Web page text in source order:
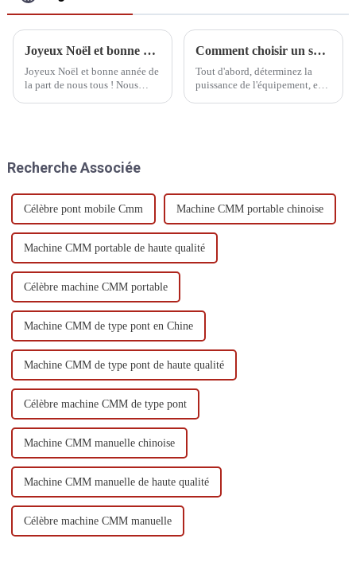
Joyeux Noël et bonne année de la part de nous tous !
Joyeux Noël et bonne année de
la part de nous tous ! Nous
épanouissement !
Comment choisir un système d'alimentation sans interruption UPS pour CMM
Tout d'abord, déterminez la
puissance de l'équipement, en
Recherche Associée
Célèbre pont mobile Cmm Machine CMM portable chinoise
Machine CMM portable de haute qualité
Célèbre machine CMM portable
Machine CMM de type pont en Chine
Machine CMM de type pont de haute qualité
Célèbre machine CMM de type pont
Machine CMM manuelle chinoise
Machine CMM manuelle de haute qualité
Célèbre machine CMM manuelle